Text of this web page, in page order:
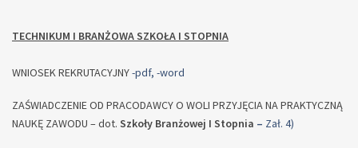
TECHNIKUM I BRANŻOWA SZKOŁA I STOPNIA
WNIOSEK REKRUTACYJNY-pdf, -word
ZAŚWIADCZENIE OD PRACODAWCY O WOLI PRZYJĘCIA NA PRAKTYCZNĄ
NAUKĘ ZAWODU – dot. Szkoły Branżowej I Stopnia – Zał. 4)